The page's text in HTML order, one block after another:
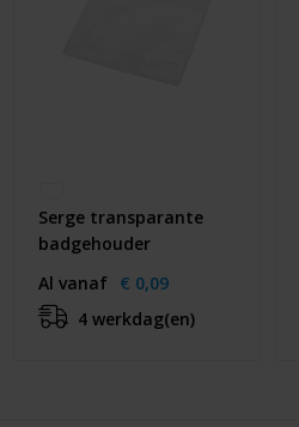
Serge transparante
badgehouder
Al vanaf € 0,09
4 werkdag(en)